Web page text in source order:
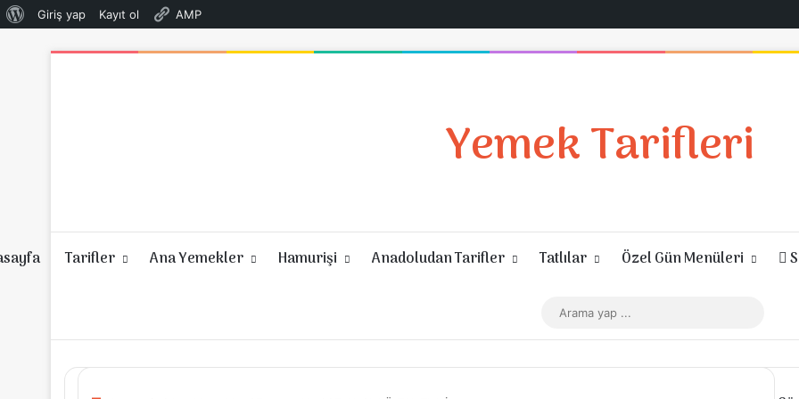
WordPress
Giriş yap Kayıt ol AMP
Yemek Tarifleri
Tarifler Ana Yemekler Hamurişi Anadoludan Tarifler Tatlılar Özel Gün Menüleri
Rastgele Makale
Kenar Bölmesi
Dış görünümü değiştir
yap